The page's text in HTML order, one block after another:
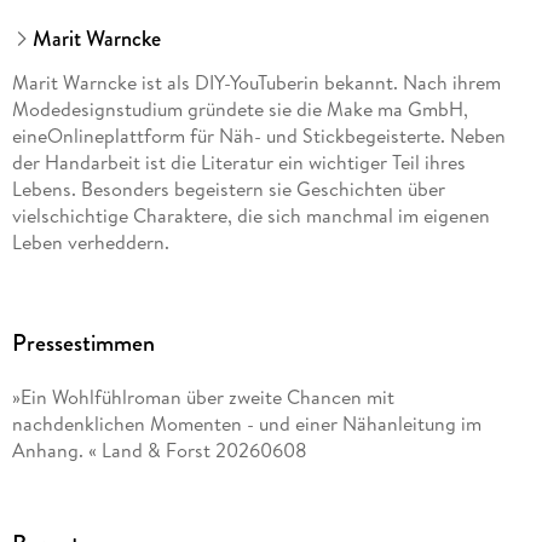
Marit Warncke
Marit Warncke ist als DIY-YouTuberin bekannt. Nach ihrem
Modedesignstudium gründete sie die Make ma GmbH,
eineOnlineplattform für Näh- und Stickbegeisterte. Neben
der Handarbeit ist die Literatur ein wichtiger Teil ihres
Lebens. Besonders begeistern sie Geschichten über
vielschichtige Charaktere, die sich manchmal im eigenen
Leben verheddern.
Pressestimmen
»Ein Wohlfühlroman über zweite Chancen mit
nachdenklichen Momenten - und einer Nähanleitung im
Anhang. « Land & Forst 20260608